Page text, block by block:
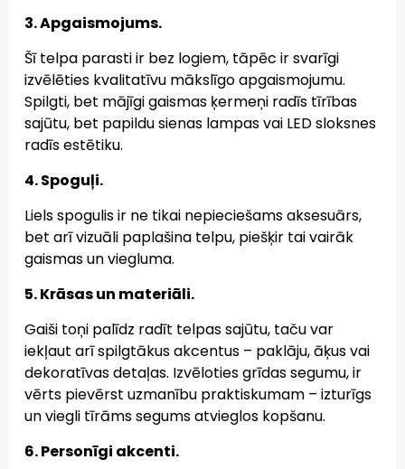
3. Apgaismojums.
Šī telpa parasti ir bez logiem, tāpēc ir svarīgi
izvēlēties kvalitatīvu mākslīgo apgaismojumu.
Spilgti, bet mājīgi gaismas ķermeņi radīs tīrības
sajūtu, bet papildu sienas lampas vai LED sloksnes
radīs estētiku.
4. Spoguļi.
Liels spogulis ir ne tikai nepieciešams aksesuārs,
bet arī vizuāli paplašina telpu, piešķir tai vairāk
gaismas un viegluma.
5. Krāsas un materiāli.
Gaiši toņi palīdz radīt telpas sajūtu, taču var
iekļaut arī spilgtākus akcentus – paklāju, āķus vai
dekoratīvas detaļas. Izvēloties grīdas segumu, ir
vērts pievērst uzmanību praktiskumam – izturīgs
un viegli tīrāms segums atvieglos kopšanu.
6. Personīgi akcenti.